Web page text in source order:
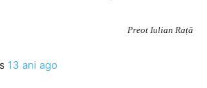
Preot Iulian Rață
13 ani ago